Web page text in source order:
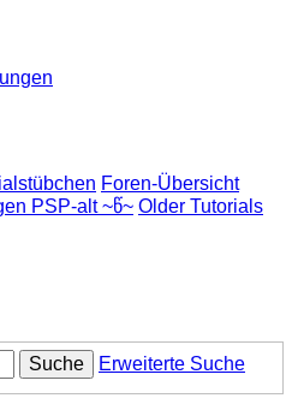
Foren-Übersicht
PSP-alt ~წ~ Older Tutorials
Suche
Erweiterte Suche